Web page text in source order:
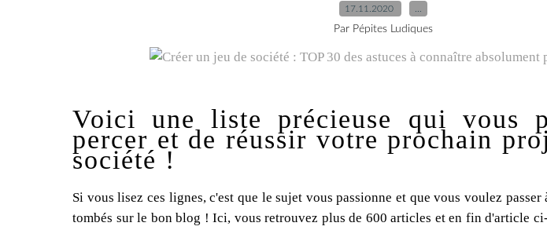
17.11.2020
Par Pépites Ludiques
Voici une liste précieuse qui vous
percer et de réussir votre prochain
société !
Si vous lisez ces lignes, c'est que le sujet vous passionne et que vous voulez passer
tombés sur le bon blog ! Ici, vous retrouvez plus de 600 articles et en fin d'article